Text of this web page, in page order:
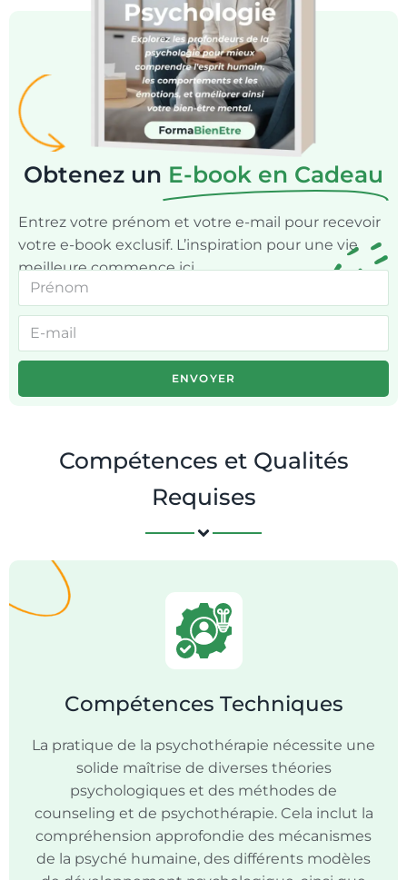
Obtenez un E-book en Cadeau
Entrez votre prénom et votre e-mail pour recevoir
votre e-book exclusif. L’inspiration pour une vie
meilleure commence ici.
ENVOYER
Compétences et Qualités
Requises
Compétences Techniques
La pratique de la psychothérapie nécessite une
solide maîtrise de diverses théories
psychologiques et des méthodes de
counseling et de psychothérapie. Cela inclut la
compréhension approfondie des mécanismes
de la psyché humaine, des différents modèles